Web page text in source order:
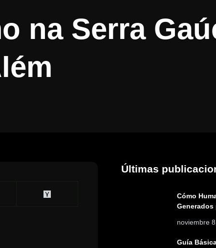
na Serra
Últimas
Cómo
Generados
noviembre
Guía